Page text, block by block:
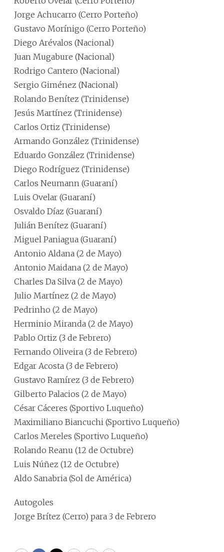
Jorge Achucarro (Cerro Porteño)
Gustavo Morínigo (Cerro Porteño)
Diego Arévalos (Nacional)
Juan Mugabure (Nacional)
Rodrigo Cantero (Nacional)
Sergio Giménez (Nacional)
Rolando Benítez (Trinidense)
Jesús Martínez (Trinidense)
Carlos Ortiz (Trinidense)
Armando González (Trinidense)
Eduardo González (Trinidense)
Diego Rodríguez (Trinidense)
Carlos Neumann (Guaraní)
Luis Ovelar (Guaraní)
Osvaldo Díaz (Guaraní)
Julián Benítez (Guaraní)
Miguel Paniagua (Guaraní)
Antonio Aldana (2 de Mayo)
Antonio Maidana (2 de Mayo)
Charles Da Silva (2 de Mayo)
Julio Martínez (2 de Mayo)
Pedrinho (2 de Mayo)
Herminio Miranda (2 de Mayo)
Pablo Ortiz (3 de Febrero)
Fernando Oliveira (3 de Febrero)
Edgar Acosta (3 de Febrero)
Gustavo Ramírez (3 de Febrero)
Gilberto Palacios (2 de Mayo)
César Cáceres (Sportivo Luqueño)
Maximiliano Biancuchi (Sportivo Luqueño)
Carlos Mereles (Sportivo Luqueño)
Rolando Reanu (12 de Octubre)
Luis Núñez (12 de Octubre)
Aldo Sanabria (Sol de América)
Autogoles
Jorge Brítez (Cerro) para 3 de Febrero